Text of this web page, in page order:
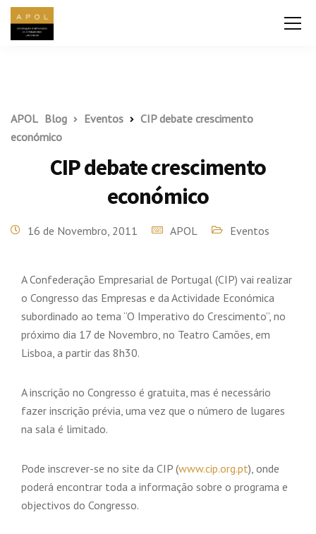
APOL Blog Eventos
CIP debate crescimento
económico
CIP debate crescimento
económico
16 de Novembro, 2011 APOL Eventos
A Confederação Empresarial de Portugal (CIP) vai realizar
o Congresso das Empresas e da Actividade Económica
subordinado ao tema “O Imperativo do Crescimento”, no
próximo dia 17 de Novembro, no Teatro Camões, em
Lisboa, a partir das 8h30.
A inscrição no Congresso é gratuita, mas é necessário
fazer inscrição prévia, uma vez que o número de lugares
na sala é limitado.
Pode inscrever-se no site da CIP (www.cip.org.pt), onde
poderá encontrar toda a informação sobre o programa e
objectivos do Congresso.